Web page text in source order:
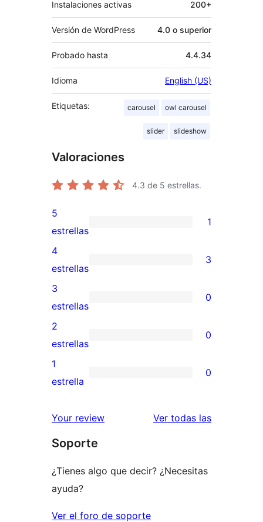
Instalaciones activas 200+
Versión de WordPress 4.0 o superior
Probado hasta 4.4.34
Idioma English (US)
Etiquetas: carousel owl carousel
slider slideshow
Valoraciones
4.3 de 5 estrellas.
1
valoración
de
5
estrellas
5
estrellas
1
3
valoraciones
de
4
estrellas
4
estrellas
3
0
valoraciones
de
3
estrellas
3
estrellas
0
0
valoraciones
de
estrellas
2
estrellas
0
0
de
estrellas
1
estrella
0
Your review Ver todas las
Soporte
¿Tienes algo que decir? ¿Necesitas
ayuda?
Ver el foro de soporte